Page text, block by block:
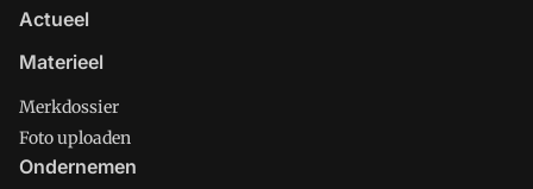
Actueel
Materieel
Merkdossier
Foto uploaden
Ondernemen